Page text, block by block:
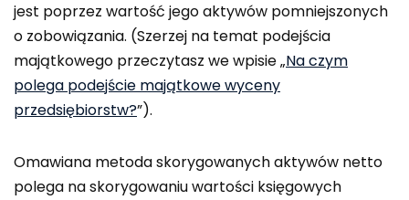
jest poprzez wartość jego aktywów pomniejszonych
o zobowiązania. (Szerzej na temat podejścia
majątkowego przeczytasz we wpisie „Na czym
polega podejście majątkowe wyceny
przedsiębiorstw?”).
Omawiana metoda skorygowanych aktywów netto
polega na skorygowaniu wartości księgowych